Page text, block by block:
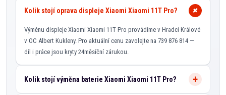
Kolik stojí oprava displeje Xiaomi Xiaomi 11T Pro?
Výměnu displeje Xiaomi Xiaomi 11T Pro provádíme v Hradci Králové
v OC Albert Kukleny. Pro aktuální cenu zavolejte na 739 876 814 —
díl i práce jsou kryty 24měsíční zárukou.
Kolik stojí výměna baterie Xiaomi Xiaomi 11T Pro?